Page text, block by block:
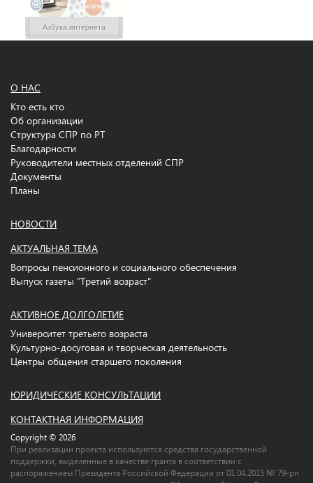
Азбука интернета
О НАС
Кто есть кто
Об организации
Структура СПР по РТ
Благодарности
Руководители местных отделений СПР
Документы
Планы
НОВОСТИ
АКТУАЛЬНАЯ ТЕМА
Вопросы пенсионного и социального обеспечения
Выпуск газеты "Третий возраст"
АКТИВНОЕ ДОЛГОЛЕТИЕ
Университет третьего возраста
Культурно-досуговая и творческая деятельность
Центры общения старшего поколения
ЮРИДИЧЕСКИЕ КОНСУЛЬТАЦИИ
КОНТАКТНАЯ ИНФОРМАЦИЯ
Copyright © 2026
При реализации проекта используются средства государственной
поддержки, выделенные в качестве гранта в соответствии c
распоряжением Президента Российской Федерации от 01.04.2015 № 79-рп